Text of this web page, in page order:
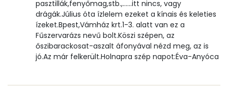
Retinol - A vitamin:
424 micro
α-karotin
2 micro
β-karotin
210 micro
pasztillák,fenyőmag,stb.,......itt nincs, vagy
drágák.Július óta ízlelem ezeket a kínais és keleties
ízeket.Bpest,Vámház krt.1-3. alatt van ez a
Fűszervarázs nevű bolt.Köszi szépen, az
őszibarackosat-aszalt áfonyával nézd meg, az is
jó.Az már felkerült.Holnapra szép napot:Éva-Anyóca